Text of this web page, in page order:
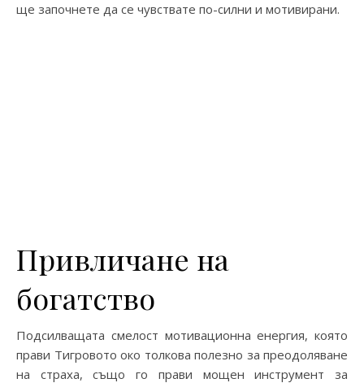
ще започнете да се чувствате по-силни и мотивирани.
Привличане на
богатство
Подсилващата смелост мотивационна енергия, която
прави Тигровото око толкова полезно за преодоляване
на страха, също го прави мощен инструмент за